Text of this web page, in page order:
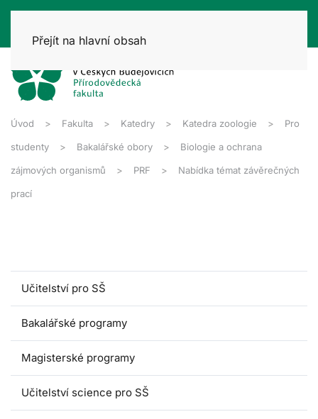
Přejít na hlavní obsah
Úvod Fakulta Katedry Katedra zoologie Pro
studenty Bakalářské obory Biologie a ochrana
zájmových organismů PRF Nabídka témat závěrečných
prací
Učitelství pro SŠ
Bakalářské programy
Magisterské programy
Učitelství science pro SŠ